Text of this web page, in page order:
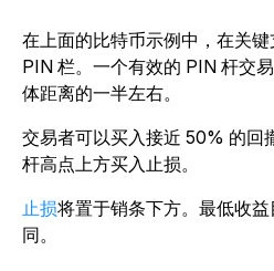
在上面的比特币示例中，在关
PIN 栏。一个有效的 PIN 杆交
体距离的一半左右。
交易者可以买入接近 50% 的回
杆高点上方买入止损。
止损将置于销条下方。最低收
同。